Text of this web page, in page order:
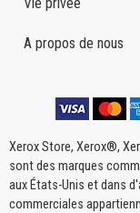
A propos de nous
Xerox Store, Xerox®,
sont des marques
aux États-Unis et dans
commerciales